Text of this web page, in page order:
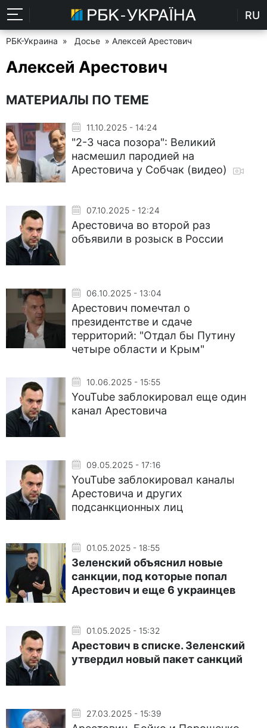
RU
РБК-Украина » Досье » Алексей Арестович
Алексей Арестович
МАТЕРИАЛЫ ПО ТЕМЕ
11.10.2025 - 14:24
"2-3 часа позора": Великий
насмешил пародией на
Арестовича у Собчак (видео)
07.10.2025 - 12:24
Арестовича во второй раз
объявили в розыск в России
06.10.2025 - 13:04
Арестович помечтал о
президентстве и сдаче
территорий: "Отдал бы Путину
четыре области и Крым"
10.06.2025 - 15:55
YouTube заблокировал еще один
канал Арестовича
09.05.2025 - 17:16
YouTube заблокировал каналы
Арестовича и других
подсанкционных лиц
01.05.2025 - 18:55
Зеленский объяснил новые
санкции, под которые попал
Арестович и еще 6 украинцев
01.05.2025 - 15:32
Арестович в списке. Зеленский
утвердил новый пакет санкций
27.03.2025 - 15:39